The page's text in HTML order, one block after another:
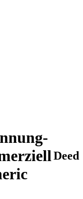
Deed